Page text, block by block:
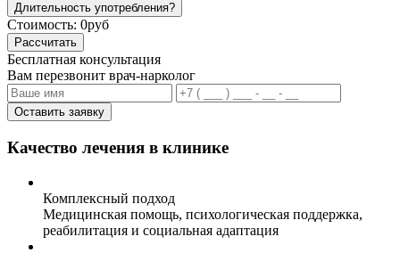
Длительность употребления?
Стоимость: 0руб
Рассчитать
Бесплатная консультация
Вам перезвонит врач-нарколог
Оставить заявку
Качество лечения в клинике
Комплексный подход
Медицинская помощь, психологическая поддержка,
реабилитация и социальная адаптация